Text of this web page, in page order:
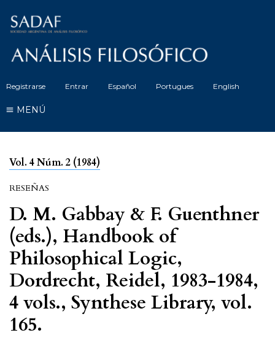
Registrarse Entrar Español Portugues English
MENÚ
Vol. 4 Núm. 2 (1984)
RESEÑAS
D. M. Gabbay & F. Guenthner
(eds.), Handbook of
Philosophical Logic,
Dordrecht, Reidel, 1983-1984,
4 vols., Synthese Library, vol.
165.